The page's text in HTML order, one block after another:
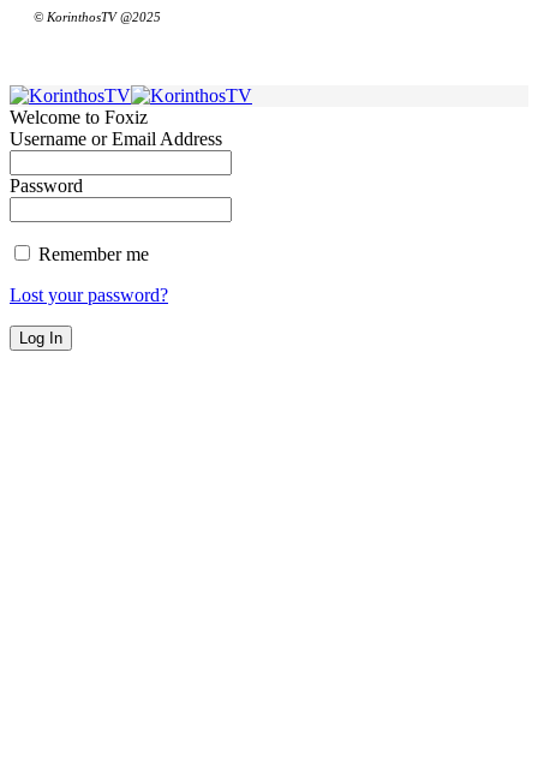
© KorinthosTV @2025
Welcome to Foxiz
Username or Email Address
Password
Remember me
Lost your password?